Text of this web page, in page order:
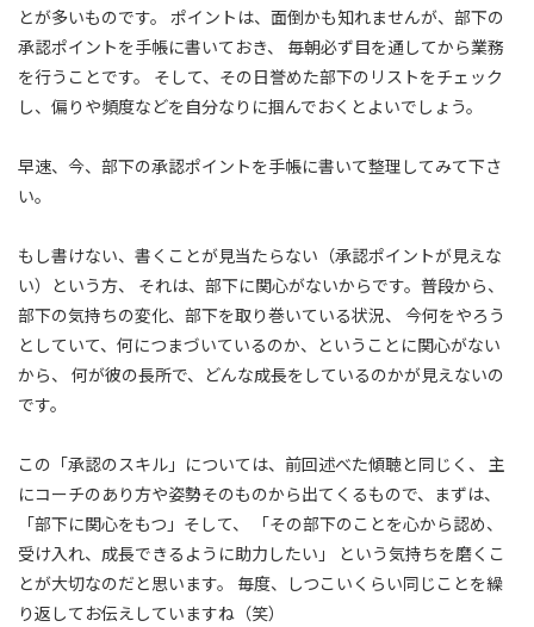
とが多いものです。 ポイントは、面倒かも知れませんが、部下の
承認ポイントを手帳に書いておき、 毎朝必ず目を通してから業務
を行うことです。 そして、その日誉めた部下のリストをチェック
し、偏りや頻度などを自分なりに掴んでおくとよいでしょう。
早速、今、部下の承認ポイントを手帳に書いて整理してみて下さ
い。
もし書けない、書くことが見当たらない（承認ポイントが見えな
い）という方、 それは、部下に関心がないからです。普段から、
部下の気持ちの変化、部下を取り巻いている状況、 今何をやろう
としていて、何につまづいているのか、ということに関心がない
から、 何が彼の長所で、どんな成長をしているのかが見えないの
です。
この「承認のスキル」については、前回述べた傾聴と同じく、 主
にコーチのあり方や姿勢そのものから出てくるもので、まずは、
「部下に関心をもつ」そして、 「その部下のことを心から認め、
受け入れ、成長できるように助力したい」 という気持ちを磨くこ
とが大切なのだと思います。 毎度、しつこいくらい同じことを繰
り返してお伝えしていますね（笑）